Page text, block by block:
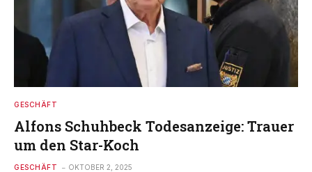
GESCHÄFT
Alfons Schuhbeck Todesanzeige: Trauer
um den Star-Koch
GESCHÄFT OKTOBER 2, 2025